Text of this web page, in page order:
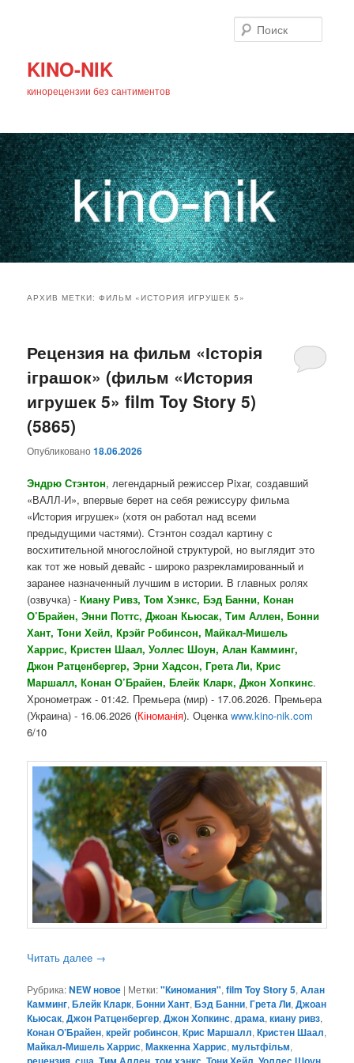
KINO-NIK
кинорецензии без сантиментов
основному
содержимому
дополнительному
содержимому
АРХИВ МЕТКИ:ФИЛЬМ «ИСТОРИЯ ИГРУШЕК 5»
Рецензия на фильм «Історія
іграшок» (фильм «История
игрушек 5» film Toy Story 5)
(5865)
Опубликовано18.06.2026
Эндрю Стэнтон, легендарный режиссер Pixar, создавший
«ВАЛЛ-И», впервые берет на себя режиссуру фильма
«История игрушек» (хотя он работал над всеми
предыдущими частями). Стэнтон создал картину с
восхитительной многослойной структурой, но выглядит это
как тот же новый девайс - широко разрекламированный и
заранее назначенный лучшим в истории. В главных ролях
(озвучка) -Киану Ривз, Том Хэнкс, Бэд Банни, Конан
О’Брайен, Энни Поттс, Джоан Кьюсак, Тим Аллен, Бонни
Хант, Тони Хейл, Крэйг Робинсон, Майкал-Мишель
Харрис, Кристен Шаал, Уоллес Шоун, Алан Камминг,
Джон Ратценбергер, Эрни Хадсон, Грета Ли, Крис
Маршалл, Конан О’Брайен, Блейк Кларк, Джон Хопкинс.
Хронометраж - 01:42. Премьера (мир) - 17.06.2026. Премьера
(Украина) - 16.06.2026 (Кіноманія). Оценкаwww.kino-nik.com
6/10
Читать далее →
Рубрика:NEW новое | Метки:"Киномания",film Toy Story 5,Алан
Камминг,Блейк Кларк,Бонни Хант,Бэд Банни,Грета Ли,Джоан
Кьюсак,Джон Ратценбергер,Джон Хопкинс,драма,киану ривз,
Конан О’Брайен,крейг робинсон,Крис Маршалл,Кристен Шаал,
Майкал-Мишель Харрис,Маккенна Харрис,мультфільм,
, , , , ,